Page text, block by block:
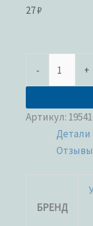
27₽
- +
Артикул: 19541
Детали
Отзывы
БРЕНД